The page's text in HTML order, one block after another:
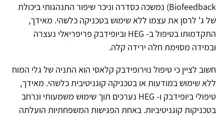
Biofeedback) נמשכה כסדרה וניכר שיפור התנהגותי ביכולת
של ג' לרסן את עצמו ללא שימוש בטכניקה כלשהי. מאידך,
התקדמותו בטיפול ב- HEG וביופידבק פריפריאלי נעצרה
ובמידה מסוימת חלה ירידה קלה.
חשוב לציין כי טיפול נוירופידבק קלאסי הוא התניה של גלי המוח
ללא שימוש במודעות או בטכניקה קוגניטיבית כלשהי. מאידך,
טיפולי ביופידבק ו- HEG נערכים תוך שימוש משמעותי ונרחב
בטכניקות קוגניטיביות. באחת הפגישות המשפחתיות הועלתה